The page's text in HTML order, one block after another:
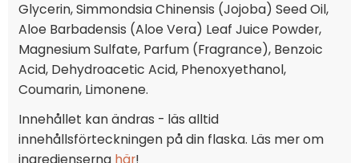
Glycerin, Simmondsia Chinensis (Jojoba) Seed Oil,
Aloe Barbadensis (Aloe Vera) Leaf Juice Powder,
Magnesium Sulfate, Parfum (Fragrance), Benzoic
Acid, Dehydroacetic Acid, Phenoxyethanol,
Coumarin, Limonene.
Innehållet kan ändras - läs alltid
innehållsförteckningen på din flaska. Läs mer om